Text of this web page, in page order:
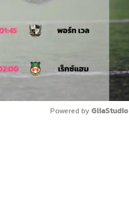
Powered by